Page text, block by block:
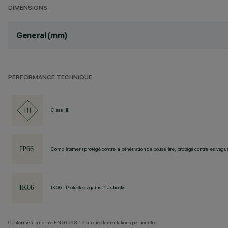
DIMENSIONS
General (mm)
PERFORMANCE TECHNIQUE
Class III
Complètement protégé contre la pénétration de poussière, protégé contre les
IK06 - Protected against 1 J shocks
Conforme à la norme EN60598-1 et aux réglementations pertinentes.